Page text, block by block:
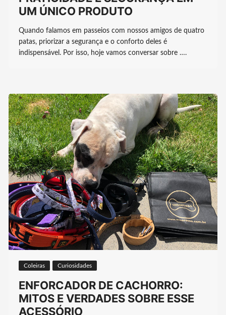
UM ÚNICO PRODUTO
Quando falamos em passeios com nossos amigos de quatro
patas, priorizar a segurança e o conforto deles é
indispensável. Por isso, hoje vamos conversar sobre ….
Coleiras Curiosidades
ENFORCADOR DE CACHORRO:
MITOS E VERDADES SOBRE ESSE
ACESSÓRIO